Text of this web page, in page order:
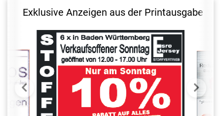
Exklusive Anzeigen aus der Printausgabe